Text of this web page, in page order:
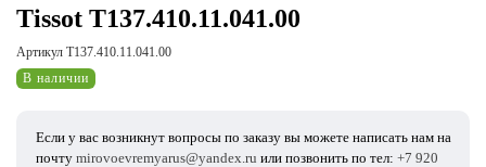
Tissot T137.410.11.041.00
Артикул T137.410.11.041.00
В наличии
Если у вас возникнут вопросы по заказу вы можете написать нам на
почту mirovoevremyarus@yandex.ru или позвонить по тел: +7 920